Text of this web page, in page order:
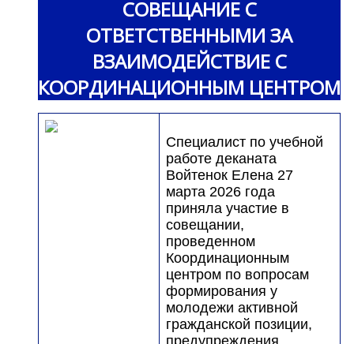
СОВЕЩАНИЕ С
ОТВЕТСТВЕННЫМИ ЗА
ВЗАИМОДЕЙСТВИЕ С
КООРДИНАЦИОННЫМ ЦЕНТРОМ
Специалист по учебной
работе деканата
Войтенок Елена 27
марта 2026 года
приняла участие в
совещании,
проведенном
Координационным
центром по вопросам
формирования у
молодежи активной
гражданской позиции,
предупреждения